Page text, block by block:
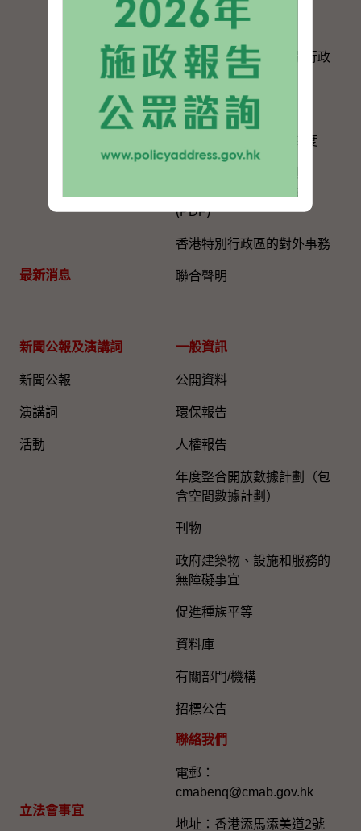
最新消息
選舉事務
《一國兩制在香港特別行政
區的實踐》白皮書
個人權利
進一步發展政治委任制度
(2022年7月1日起生效)
(PDF)
香港特別行政區的對外事務
聯合聲明
新聞公報及演講詞
新聞公報
演講詞
活動
立法會事宜
一般資訊​
公開資料
環保報告
人權報告
年度整合開放數據計劃（包
含空間數據計劃）
刊物
政府建築物、設施和服務的
無障礙事宜
促進種族平等
資料庫
有關部門/機構
招標公告
聯絡我們
電郵：
cmabenq@cmab.gov.hk​
地址：香港添馬添美道2號